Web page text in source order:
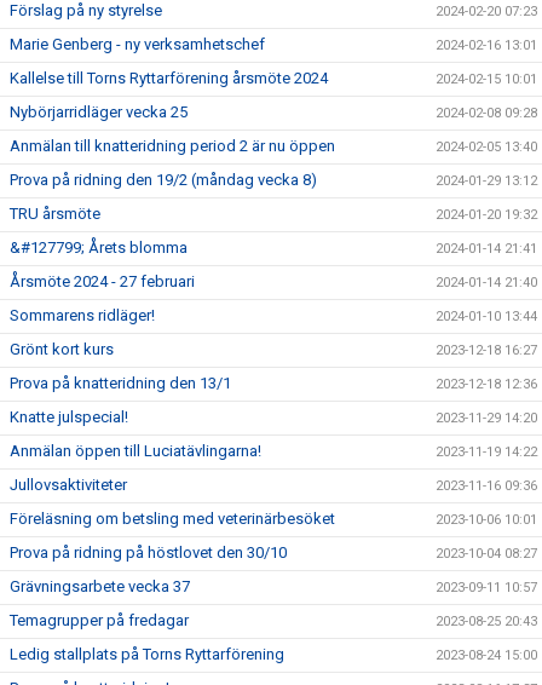
Förslag på ny styrelse 2024-02-20 07:23
Marie Genberg - ny verksamhetschef 2024-02-16 13:01
Kallelse till Torns Ryttarförening årsmöte 2024 2024-02-15 10:01
Nybörjarridläger vecka 25 2024-02-08 09:28
Anmälan till knatteridning period 2 är nu öppen 2024-02-05 13:40
Prova på ridning den 19/2 (måndag vecka 8) 2024-01-29 13:12
TRU årsmöte 2024-01-20 19:32
&#127799; Årets blomma 2024-01-14 21:41
Årsmöte 2024 - 27 februari 2024-01-14 21:40
Sommarens ridläger! 2024-01-10 13:44
Grönt kort kurs 2023-12-18 16:27
Prova på knatteridning den 13/1 2023-12-18 12:36
Knatte julspecial! 2023-11-29 14:20
Anmälan öppen till Luciatävlingarna! 2023-11-19 14:22
Jullovsaktiviteter 2023-11-16 09:36
Föreläsning om betsling med veterinärbesöket 2023-10-06 10:01
Prova på ridning på höstlovet den 30/10 2023-10-04 08:27
Grävningsarbete vecka 37 2023-09-11 10:57
Temagrupper på fredagar 2023-08-25 20:43
Ledig stallplats på Torns Ryttarförening 2023-08-24 15:00